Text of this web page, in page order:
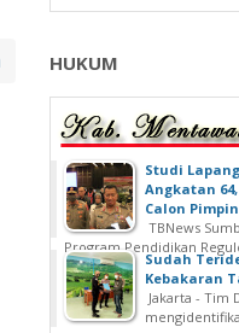
HUKUM
Studi
Angkatan
Calon
TBNews
Program Pendidikan
Sudah
Kebakaran
Jakarta - Tim